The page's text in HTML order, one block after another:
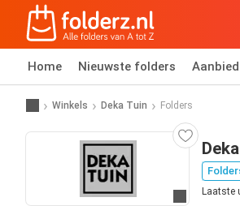
Home Nieuwste folders
Winkels Deka Tuin Folders
Ga naar
Laatste